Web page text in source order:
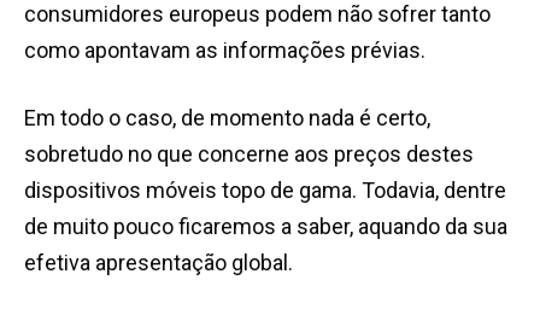
consumidores europeus podem não sofrer tanto
como apontavam as informações prévias.
Em todo o caso, de momento nada é certo,
sobretudo no que concerne aos preços destes
dispositivos móveis topo de gama. Todavia, dentre
de muito pouco ficaremos a saber, aquando da sua
efetiva apresentação global.